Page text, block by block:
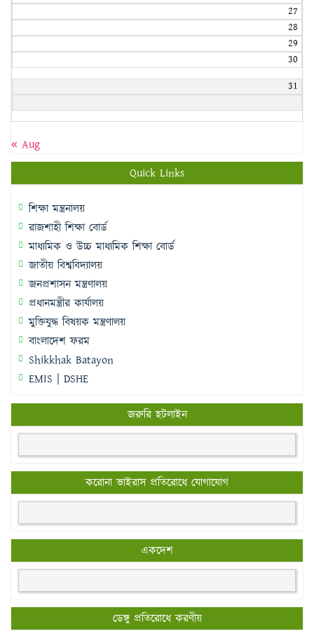
27
28
29
30
31
« Aug
Quick Links
শিক্ষা মন্ত্রনালয়
রাজশাহী শিক্ষা বোর্ড
মাধ্যমিক ও উচ্চ মাধ্যমিক শিক্ষা বোর্ড
জাতীয় বিশ্ববিদ্যালয়
জনপ্রশাসন মন্ত্রণালয়
প্রধানমন্ত্রীর কার্যালয়
মুক্তিযুদ্ধ বিষয়ক মন্ত্রণালয়
বাংলাদেশ ফরম
Shikkhak Batayon
EMIS | DSHE
জরুরি হটলাইন
করোনা ভাইরাস প্রতিরোধে যোগাযোগ
একদেশ
ডেঙ্গু প্রতিরোধে করণীয়